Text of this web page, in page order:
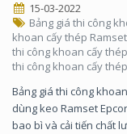
15-03-2022
Bảng giá thi công
khoan cấy thép
thi công khoan cấy
thi công khoan cấy
Bảng giá thi công
dùng keo Ramset
bao bì và cải tiến chất